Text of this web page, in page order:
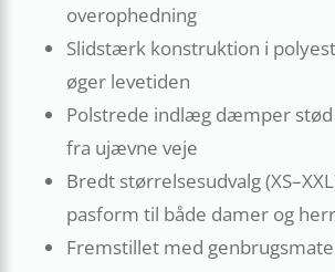
overophedning
Slidstærk konstruktion i
øger levetiden
Polstrede indlæg dæmper
fra ujævne veje
Bredt størrelsesudvalg
pasform til både damer og
Fremstillet med